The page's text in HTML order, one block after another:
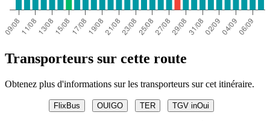
Transporteurs sur cette route
Obtenez plus d'informations sur les transporteurs sur cet itinéraire.
FlixBus OUIGO TER TGV inOui